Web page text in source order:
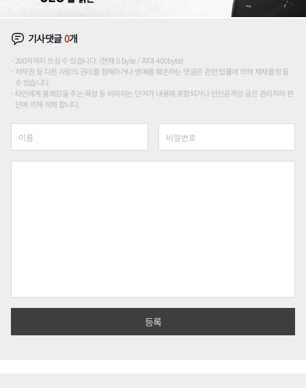
기사댓글0개
200자까지 쓰실 수 있습니다. (현재 0 byte / 최대 400byte)
저작권 등 다른 사람의 권리를 침해하거나 명예를 훼손하는 댓글은 관련 법률에 의해 제재를 받을
수 있습니다.
타인에게 불쾌감을 주는 욕설 등 비하하는 단어가 내용에 포함되거나 인신공격성 글은 관리자의 판
단에 의해 삭제 합니다.